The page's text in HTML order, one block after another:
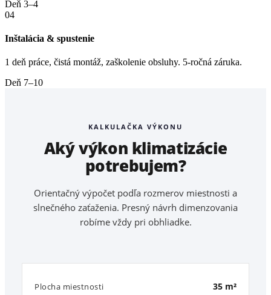
Deň 3–4
04
Inštalácia & spustenie
1 deň práce, čistá montáž, zaškolenie obsluhy. 5-ročná záruka.
Deň 7–10
KALKULAČKA VÝKONU
Aký výkon klimatizácie
potrebujem?
Orientačný výpočet podľa rozmerov miestnosti a
slnečného zaťaženia. Presný návrh dimenzovania
robíme vždy pri obhliadke.
Plocha miestnosti 35 m²